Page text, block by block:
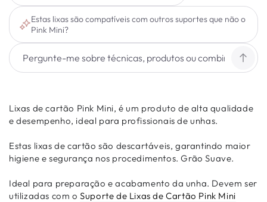
Estas lixas são compatíveis com outros suportes que não o
Pink Mini?
Lixas de cartão Pink Mini, é um produto de alta qualidade
e desempenho, ideal para profissionais de unhas.
Estas lixas de cartão são descartáveis, garantindo maior
higiene e segurança nos procedimentos. Grão Suave.
Ideal para preparação e acabamento da unha. Devem ser
utilizadas com oSuporte de Lixas de Cartão Pink Mini